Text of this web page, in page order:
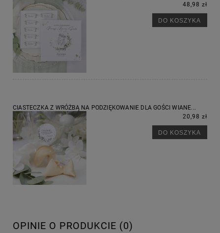
48,98 zł
DO KOSZYKA
CIASTECZKA Z WRÓŻBĄ NA PODZIĘKOWANIE DLA GOŚCI WIANE...
20,98 zł
DO KOSZYKA
OPINIE O PRODUKCIE (0)